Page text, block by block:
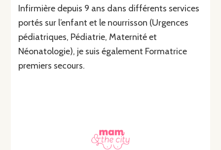
Infirmière depuis 9 ans dans différents services
portés sur l’enfant et le nourrisson (Urgences
pédiatriques, Pédiatrie, Maternité et
Néonatologie), je suis également Formatrice
premiers secours.